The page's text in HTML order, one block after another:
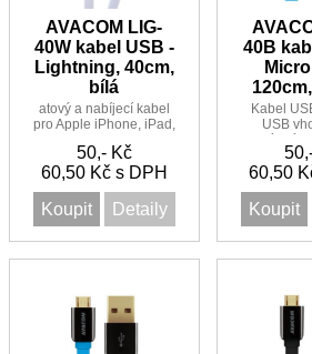
AVACOM LIG-
40W kabel USB -
Lightning, 40cm,
bílá
atový a nabíjecí kabel
pro Apple iPhone, iPad,
rozhraním. Plochý tvar
kabelu zajist
50,- Kč
60,50 Kč s DPH
Koupit
Detaily
40B
Kabel
USB
60,50
Koupit